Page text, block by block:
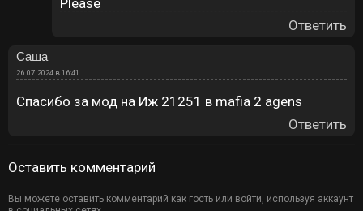
Ответить
Саша
26.07.2024 в 16:41
Спасибо за мод на Иж 21251 в mafia 2 agens
Ответить
Оставить комментарий
Вы можете оставить комментарий как гость или войти, используя аккаунт